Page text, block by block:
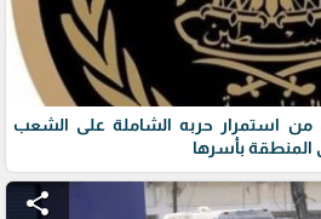
من استمرار حربه الشاملة على الشعب
بأسرها
share